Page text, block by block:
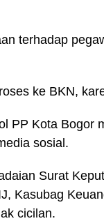
terhadap
ke BKN,
PP Kota Bogor
sosial.
Surat
Kasubag
cicilan.